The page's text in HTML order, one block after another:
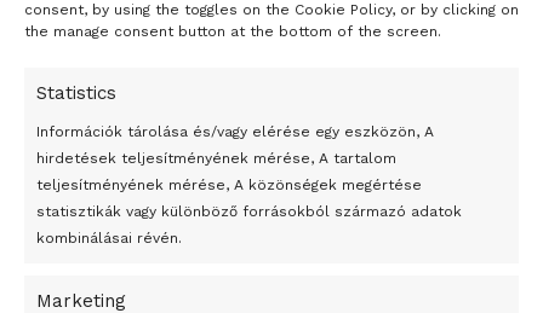
consent, by using the toggles on the Cookie Policy, or by clicking on
the manage consent button at the bottom of the screen.
Statistics
Információk tárolása és/vagy elérése egy eszközön, A
hirdetések teljesítményének mérése, A tartalom
teljesítményének mérése, A közönségek megértése
statisztikák vagy különböző forrásokból származó adatok
kombinálásai révén.
Marketing